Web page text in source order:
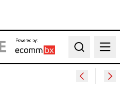
Powered by:
Search